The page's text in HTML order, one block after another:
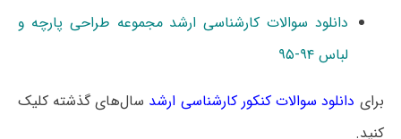
دانلود سوالات کارشناسی ارشد مجموعه طراحی پارچه و
لباس ۹۴-۹۵
برای دانلود سوالات کنکور کارشناسی ارشد سال‌های گذشته کلیک
کنید.